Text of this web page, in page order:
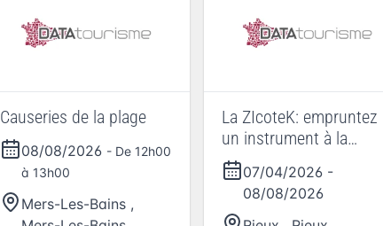
Causeries de la plage
08/08/2026 - De 12h00
à 13h00
Mers-Les-Bains ,
La ZIcoteK: empruntez
un instrument à la
médiathèque de Rieux et
jouez !07/04/2026 -
08/08/2026